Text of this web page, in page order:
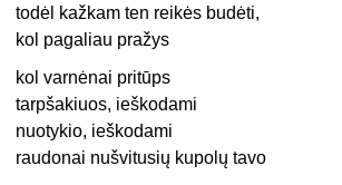
todėl kažkam ten reikės budėti,
kol pagaliau pražys
kol varnėnai pritūps
tarpšakiuos, ieškodami
nuotykio, ieškodami
raudonai nušvitusių kupolų tavo